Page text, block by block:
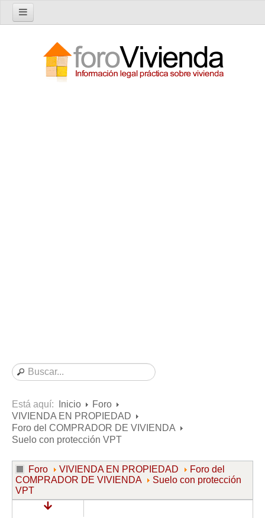
Nuevo tema
Contratos de Arrendamiento
De uso distinto al de vivienda
Otros contratos de Arrendamiento
Requerimientos y comunicaciones
Para contratos anteriores al 6 de junio de 2013
Para contratos de Renta Antigua
Formularios sobre Vivienda en Propiedad
Está aquí: Inicio
Foro
VIVIENDA EN PROPIEDAD
Foro del COMPRADOR DE VIVIENDA
Suelo con protección VPT
Foro VIVIENDA EN PROPIEDAD
Foro del
COMPRADOR DE VIVIENDA
Suelo con protección
VPT